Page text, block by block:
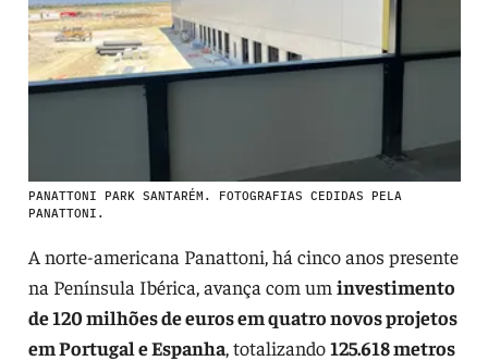
PANATTONI PARK SANTARÉM. FOTOGRAFIAS CEDIDAS PELA
PANATTONI.
A norte-americana Panattoni, há cinco anos presente
na Península Ibérica, avança com um investimento
de 120 milhões de euros em quatro novos projetos
em Portugal e Espanha, totalizando125.618 metros